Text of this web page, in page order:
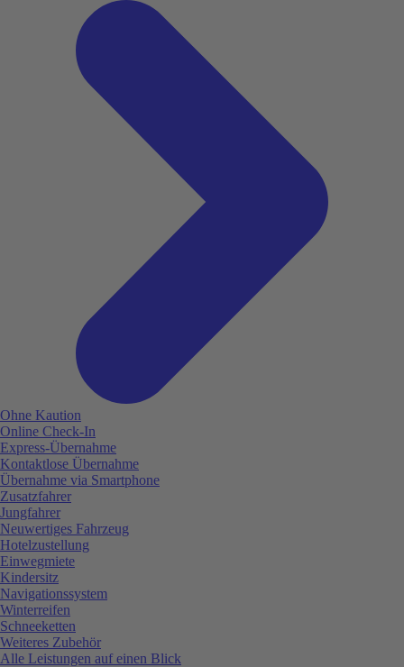
Ohne Kaution
Online Check-In
Express-Übernahme
Kontaktlose Übernahme
Übernahme via Smartphone
Zusatzfahrer
Jungfahrer
Neuwertiges Fahrzeug
Hotelzustellung
Einwegmiete
Kindersitz
Navigationssystem
Winterreifen
Schneeketten
Weiteres Zubehör
Alle Leistungen auf einen Blick